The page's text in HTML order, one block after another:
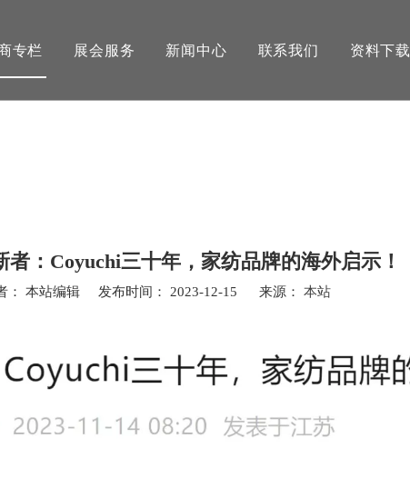
专栏 展会服务 新闻中心 联系我们 资料下载
者：Coyuchi三十年，家纺品牌的海外启示！
本站编辑 发布时间： 2023-12-15 来源： 本站